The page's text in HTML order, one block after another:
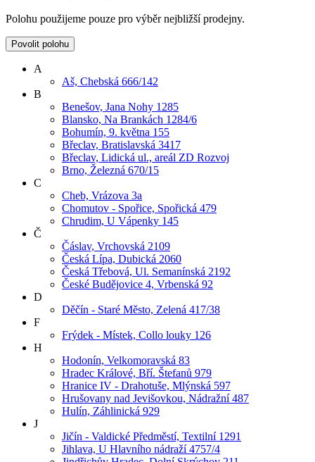
Polohu použijeme pouze pro výběr nejbližší prodejny.
Povolit polohu
A
Aš, Chebská 666/142
B
Benešov, Jana Nohy 1285
Blansko, Na Brankách 1284/6
Bohumín, 9. května 155
Břeclav, Bratislavská 3417
Břeclav, Lidická ul., areál ZD Rozvoj
Brno, Železná 670/15
C
Cheb, Vrázova 3a
Chomutov - Spořice, Spořická 479
Chrudim, U Vápenky 145
Č
Čáslav, Vrchovská 2109
Česká Lípa, Dubická 2060
Česká Třebová, Ul. Semanínská 2192
České Budějovice 4, Vrbenská 92
D
Děčín - Staré Město, Zelená 417/38
F
Frýdek - Místek, Collo louky 126
H
Hodonín, Velkomoravská 83
Hradec Králové, Bří. Štefanů 979
Hranice IV - Drahotuše, Mlýnská 597
Hrušovany nad Jevišovkou, Nádražní 487
Hulín, Záhlinická 929
J
Jičín - Valdické Předměstí, Textilní 1291
Jihlava, U Hlavního nádraží 4757/4